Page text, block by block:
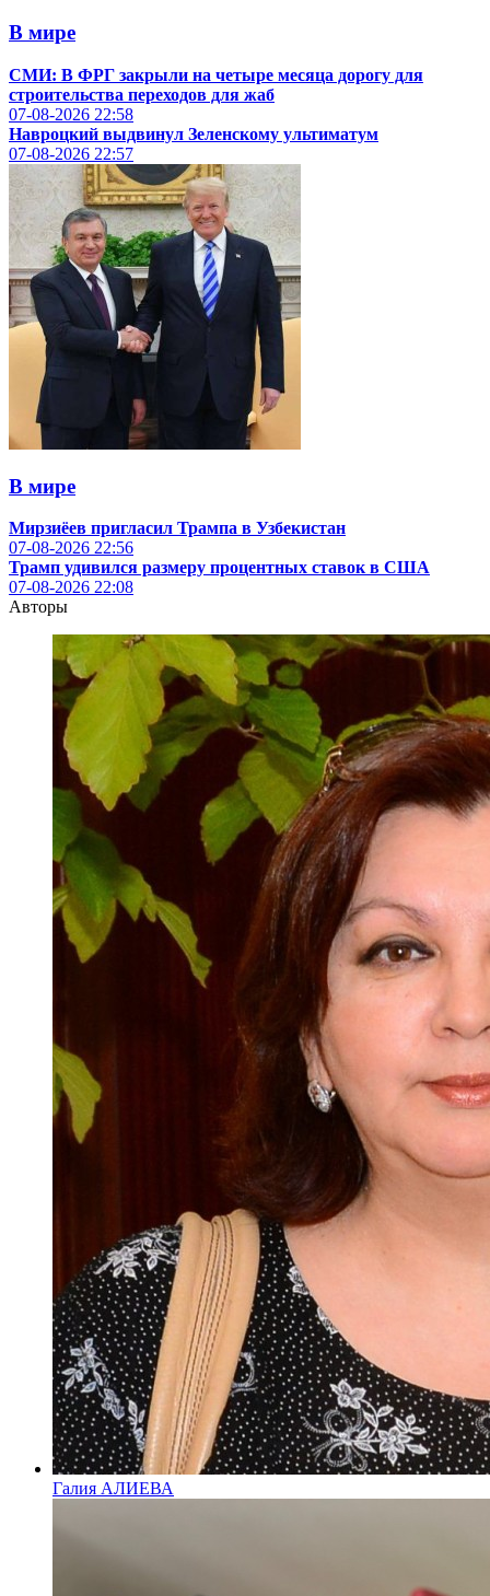
В мире
СМИ: В ФРГ закрыли на четыре месяца дорогу для
строительства переходов для жаб
07-08-2026 22:58
Навроцкий выдвинул Зеленскому ультиматум
07-08-2026 22:57
В мире
Мирзиёев пригласил Трампа в Узбекистан
07-08-2026 22:56
Трамп удивился размеру процентных ставок в США
07-08-2026 22:08
Авторы
Галия АЛИЕВА